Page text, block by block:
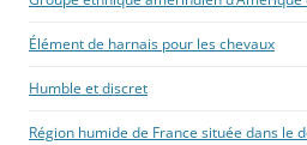
Élément de harnais pour les chevaux
Humble et discret
Région humide de France située dans le